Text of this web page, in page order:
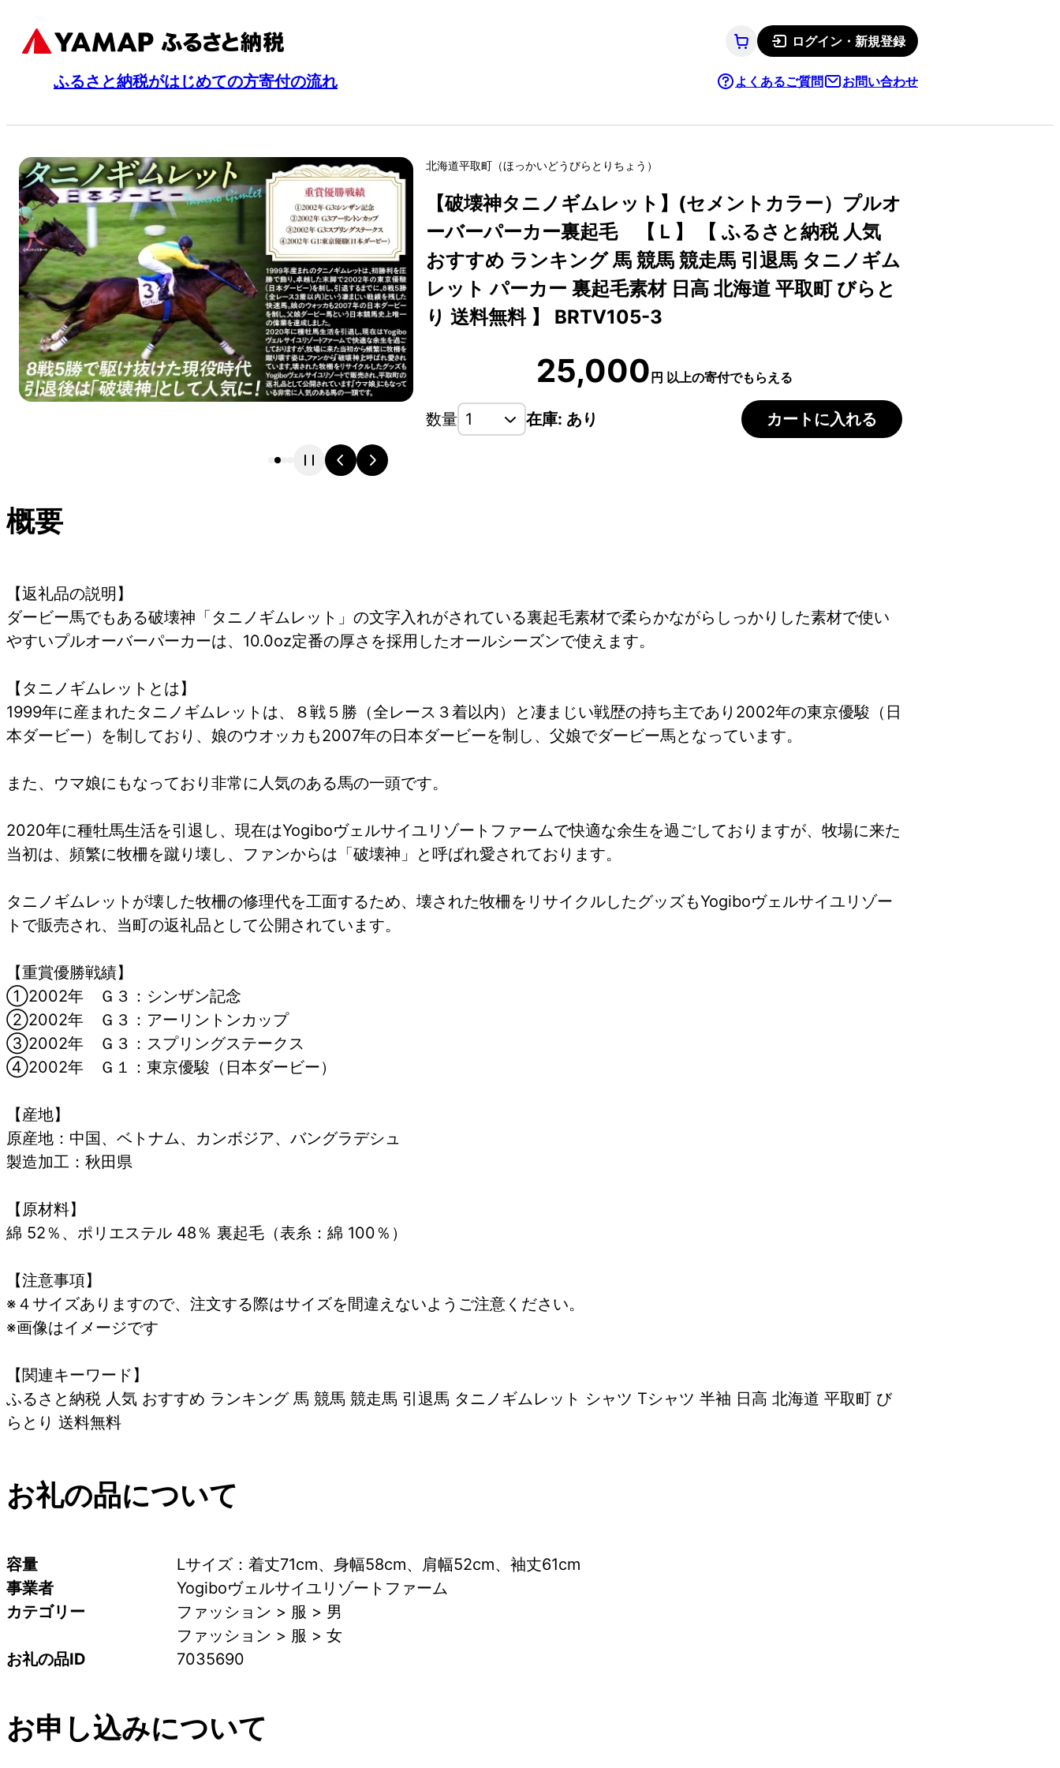
ログイン・新規登録
ふるさと納税がはじめての方寄付の流れ よくあるご質問 お問い合わせ
北海道平取町 （ほっかいどうびらとりちょう ）
【破壊神タニノギムレット】(セメントカラー）プルオ
ーバーパーカー裏起毛 【Ｌ】 【 ふるさと納税 人気
おすすめ ランキング 馬 競馬 競走馬 引退馬 タニノギム
レット パーカー 裏起毛素材 日高 北海道 平取町 びらと
り 送料無料 】 BRTV105-3
25,000円 以上の寄付でもらえる
数量 在庫: あり カートに入れる
概要
【返礼品の説明】
ダービー馬でもある破壊神「タニノギムレット」の文字入れがされている裏起毛素材で柔らかながらしっかりした素材で使い
やすいプルオーバーパーカーは、10.0oz定番の厚さを採用したオールシーズンで使えます。
【タニノギムレットとは】
1999年に産まれたタニノギムレットは、８戦５勝（全レース３着以内）と凄まじい戦歴の持ち主であり2002年の東京優駿（日
本ダービー）を制しており、娘のウオッカも2007年の日本ダービーを制し、父娘でダービー馬となっています。
また、ウマ娘にもなっており非常に人気のある馬の一頭です。
2020年に種牡馬生活を引退し、現在はYogiboヴェルサイユリゾートファームで快適な余生を過ごしておりますが、牧場に来た
当初は、頻繁に牧柵を蹴り壊し、ファンからは「破壊神」と呼ばれ愛されております。
タニノギムレットが壊した牧柵の修理代を工面するため、壊された牧柵をリサイクルしたグッズもYogiboヴェルサイユリゾー
トで販売され、当町の返礼品として公開されています。
【重賞優勝戦績】
①2002年 Ｇ３：シンザン記念
②2002年 Ｇ３：アーリントンカップ
③2002年 Ｇ３：スプリングステークス
④2002年 Ｇ１：東京優駿（日本ダービー）
【産地】
原産地：中国、ベトナム、カンボジア、バングラデシュ
製造加工：秋田県
【原材料】
綿 52％、ポリエステル 48％ 裏起毛（表糸：綿 100％）
【注意事項】
※４サイズありますので、注文する際はサイズを間違えないようご注意ください。
※画像はイメージです
【関連キーワード】
ふるさと納税 人気 おすすめ ランキング 馬 競馬 競走馬 引退馬 タニノギムレット シャツ Tシャツ 半袖 日高 北海道 平取町 び
らとり 送料無料
お礼の品について
容量
Lサイズ：着丈71cm、身幅58cm、肩幅52cm、袖丈61cm
事業者
Yogiboヴェルサイユリゾートファーム
カテゴリー
ファッション > 服 > 男
ファッション > 服 > 女
お礼の品ID
7035690
お申し込みについて